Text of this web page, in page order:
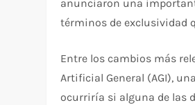
anunciaron una
términos de exclusividad
Entre los cambios más
Artificial General (AGI),
ocurriría si alguna de las